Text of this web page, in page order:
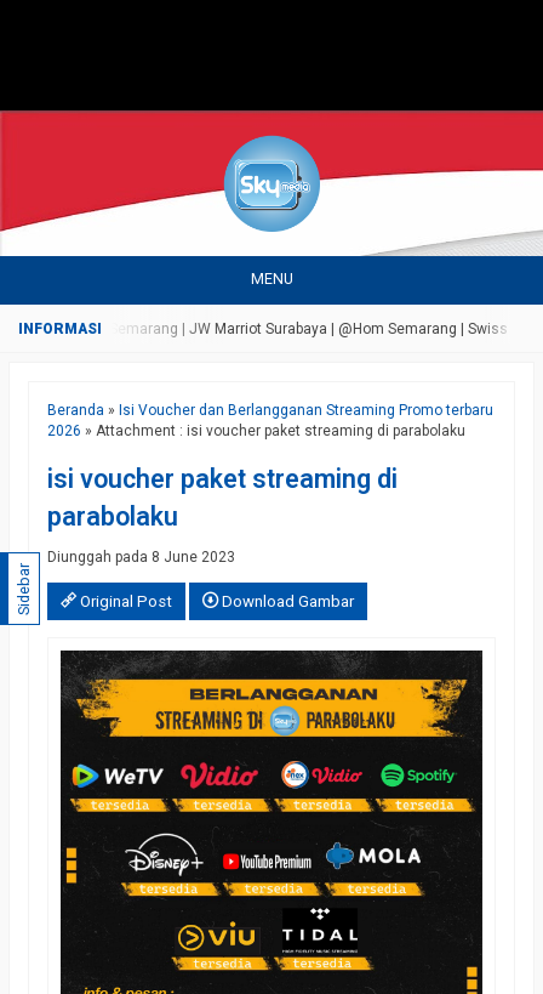
MENU
Bandungan Semarang | JW Marriot Surabaya | @Hom Semarang | Swiss
Beranda » Isi Voucher dan Berlangganan Streaming Promo terbaru
2026 » Attachment : isi voucher paket streaming di parabolaku
isi voucher paket streaming di
parabolaku
Diunggah pada 8 June 2023
Original Post Download Gambar
Sidebar